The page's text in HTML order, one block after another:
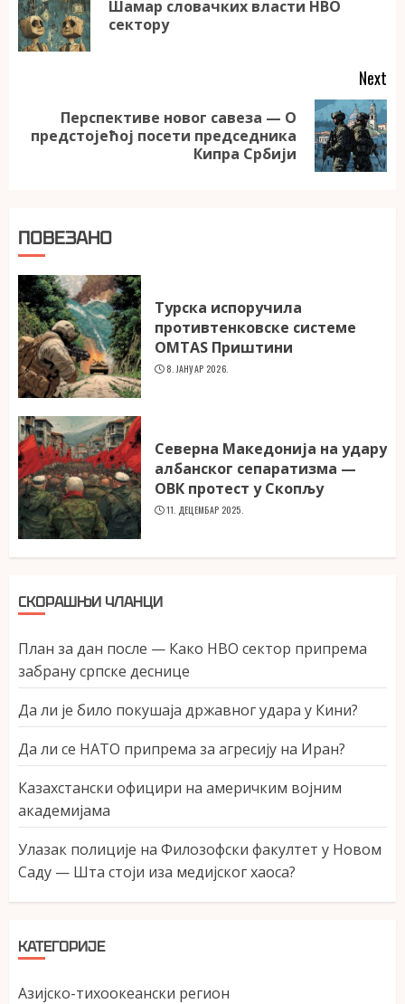
Шамар словачких власти НВО
сектору
Next
Next
Перспективе новог савеза — О
предстојећој посети председника
Кипра Србији
ПОВЕЗАНО
Турска испоручила
противтенковске системе
OMTAS Приштини
8. ЈАНУАР 2026.
Северна Македонија на удару
албанског сепаратизма —
ОВК протест у Скопљу
11. ДЕЦЕМБАР 2025.
СКОРАШЊИ ЧЛАНЦИ
План за дан после — Како НВО сектор припрема
забрану српске деснице
Да ли је било покушаја државног удара у Кини?
Да ли се НАТО припрема за агресију на Иран?
Казахстански официри на америчким војним
академијама
Улазак полиције на Филозофски факултет у Новом
Саду — Шта стоји иза медијског хаоса?
КАТЕГОРИЈЕ
Азијско-тихоокеански регион